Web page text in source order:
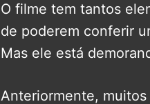
O filme tem tantos
de poderem conferir
Mas ele está
Anteriormente,